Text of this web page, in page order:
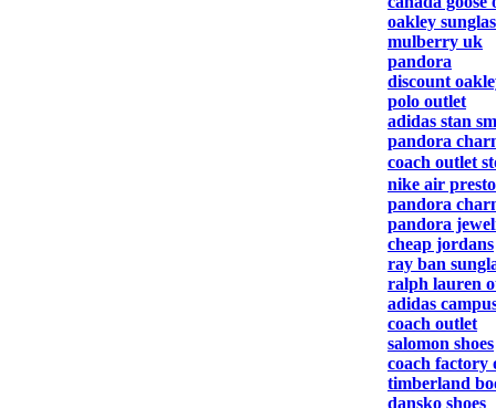
oakley
mulberry uk
pandora
discount
polo outlet
adidas stan
pandora
coach outlet
nike air presto
pandora
pandora
cheap jordans
ray ban
ralph lauren
adidas
coach outlet
salomon shoes
coach factory
timberland
dansko shoes